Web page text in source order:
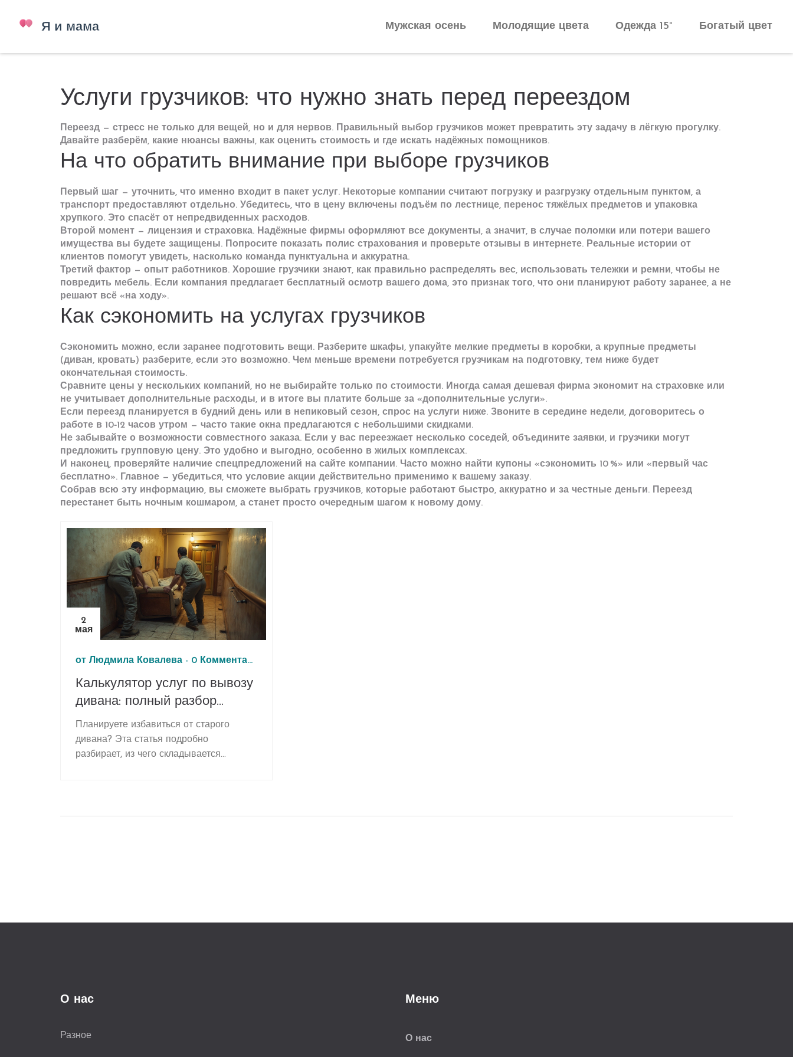
Мужская осень Молодящие цвета Одежда 15° Богатый цвет
Услуги грузчиков: что нужно знать перед переездом
Переезд — стресс не только для вещей, но и для нервов. Правильный выбор грузчиков может превратить эту задачу в лёгкую прогулку.
Давайте разберём, какие нюансы важны, как оценить стоимость и где искать надёжных помощников.
На что обратить внимание при выборе грузчиков
Первый шаг — уточнить, что именно входит в пакет услуг. Некоторые компании считают погрузку и разгрузку отдельным пунктом, а
транспорт предоставляют отдельно. Убедитесь, что в цену включены подъём по лестнице, перенос тяжёлых предметов и упаковка
хрупкого. Это спасёт от непредвиденных расходов.
Второй момент — лицензия и страховка. Надёжные фирмы оформляют все документы, а значит, в случае поломки или потери вашего
имущества вы будете защищены. Попросите показать полис страхования и проверьте отзывы в интернете. Реальные истории от
клиентов помогут увидеть, насколько команда пунктуальна и аккуратна.
Третий фактор — опыт работников. Хорошие грузчики знают, как правильно распределять вес, использовать тележки и ремни, чтобы не
повредить мебель. Если компания предлагает бесплатный осмотр вашего дома, это признак того, что они планируют работу заранее, а не
решают всё «на ходу».
Как сэкономить на услугах грузчиков
Сэкономить можно, если заранее подготовить вещи. Разберите шкафы, упакуйте мелкие предметы в коробки, а крупные предметы
(диван, кровать) разберите, если это возможно. Чем меньше времени потребуется грузчикам на подготовку, тем ниже будет
окончательная стоимость.
Сравните цены у нескольких компаний, но не выбирайте только по стоимости. Иногда самая дешевая фирма экономит на страховке или
не учитывает дополнительные расходы, и в итоге вы платите больше за «дополнительные услуги».
Если переезд планируется в будний день или в непиковый сезон, спрос на услуги ниже. Звоните в середине недели, договоритесь о
работе в 10‑12 часов утром — часто такие окна предлагаются с небольшими скидками.
Не забывайте о возможности совместного заказа. Если у вас переезжает несколько соседей, объедините заявки, и грузчики могут
предложить групповую цену. Это удобно и выгодно, особенно в жилых комплексах.
И наконец, проверяйте наличие спецпредложений на сайте компании. Часто можно найти купоны «сэкономить 10 %» или «первый час
бесплатно». Главное — убедиться, что условие акции действительно применимо к вашему заказу.
Собрав всю эту информацию, вы сможете выбрать грузчиков, которые работают быстро, аккуратно и за честные деньги. Переезд
перестанет быть ночным кошмаром, а станет просто очередным шагом к новому дому.
2
мая
от Людмила Ковалева - 0 Комментарии
Калькулятор услуг по вывозу
дивана: полный разбор
стоимости и скрытых
расходов
Планируете избавиться от старого
дивана? Эта статья подробно
разбирает, из чего складывается
О нас
Разное
Меню
О нас